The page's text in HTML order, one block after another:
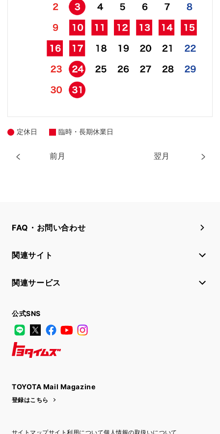
前月 翌月
定休日 臨時・長期休業日
FAQ・お問い合わせ
関連サイト
関連サービス
公式SNS
LINE
X FacebookYouTube
TOYOTA Mail Magazine
登録はこちら
サイトマップサイト利用について個人情報の取扱いについて